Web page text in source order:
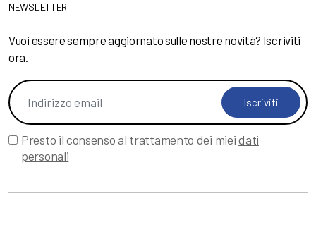
NEWSLETTER
Vuoi essere sempre aggiornato sulle nostre novità? Iscriviti
ora.
Iscriviti
Presto il consenso al trattamento dei mieidati
personali